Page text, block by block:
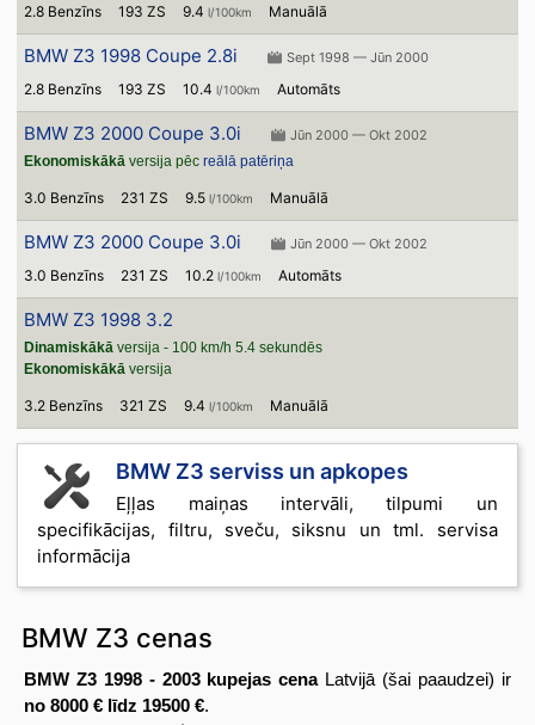
2.8 Benzīns 193 ZS 9.4l/100km Manuālā
BMW Z3 1998 Coupe 2.8i Sept 1998 — Jūn 2000
2.8 Benzīns 193 ZS 10.4l/100km Automāts
BMW Z3 2000 Coupe 3.0i
Jūn 2000 — Okt 2002
Ekonomiskākāversija pēcreālā patēriņa
3.0 Benzīns 231 ZS 9.5l/100km Manuālā
BMW Z3 2000 Coupe 3.0i Jūn 2000 — Okt 2002
3.0 Benzīns 231 ZS 10.2l/100km Automāts
BMW Z3 1998 3.2
Dinamiskākā versija - 100 km/h 5.4 sekundēs
Ekonomiskākāversija
3.2 Benzīns 321 ZS 9.4l/100km Manuālā
BMW Z3 serviss un apkopes
Eļļas maiņas intervāli, tilpumi un
specifikācijas, filtru, sveču, siksnu un tml. servisa
informācija
BMW Z3 cenas
BMW Z3 1998 - 2003 kupejas cenaLatvijā (šai paaudzei) ir
no 8000 € līdz 19500 €.